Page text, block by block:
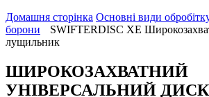
Домашня сторінка Oсновні види
борони
SWIFTERDISC XE
лущильник
ШИРОКОЗАХВАТНИЙ
УНІВЕРСАЛЬНИЙ